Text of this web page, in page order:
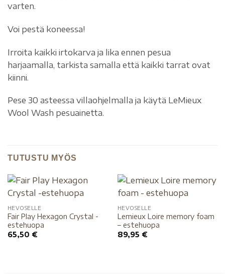
varten.
Voi pestä koneessa!
Irroita kaikki irtokarva ja lika ennen pesua
harjaamalla, tarkista samalla että kaikki tarrat ovat
kiinni.
Pese 30 asteessa villaohjelmalla ja käytä LeMieux
Wool Wash pesuainetta.
TUTUSTU MYÖS
HEVOSELLE
Fair Play Hexagon Crystal -
estehuopa
65,50 €
HEVOSELLE
Lemieux Loire memory foam
– estehuopa
89,95 €